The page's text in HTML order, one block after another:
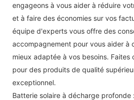
engageons à vous aider à réduire
et à faire des économies sur vos
équipe d'experts vous offre des
accompagnement pour vous aider à
mieux adaptée à vos besoins. Faites
pour des produits de qualité
exceptionnel.
Batterie solaire à décharge